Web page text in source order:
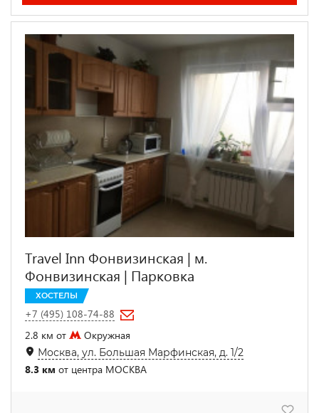
Travel Inn Фонвизинская | м.
Фонвизинская | Парковка
ХОСТЕЛЫ
+7 (495) 108-74-88
2.8 км от
Окружная
Москва, ул. Большая Марфинская, д. 1/2
8.3 км от центра МОСКВА